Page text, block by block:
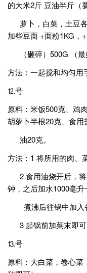
的大米2斤 豆油半斤（
萝卜，白菜，土豆各
加些豆面 +面粉1KG，
（砸碎）500G （最
方法：一起搅和均匀用
⒓号
原料：米饭500克、鸡
胡萝卜半根20克、食用
油20克。
方法：1 将所用的肉、
2 食用油烧开后，将
钟，之后加水1000毫升
煮沸后往锅中加入备
3 起锅前加菜末即可
⒔号
原料：大白菜，卷心